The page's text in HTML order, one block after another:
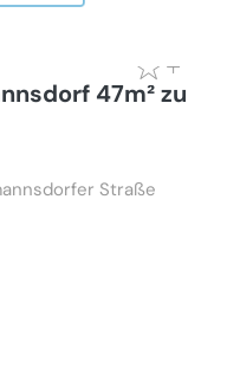
47m² zu
Straße